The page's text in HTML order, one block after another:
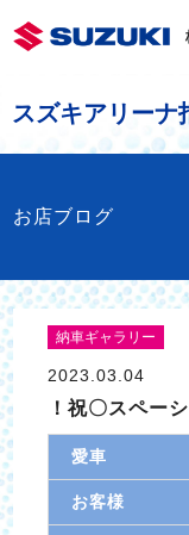
スズキアリーナ
お店ブログ
納車ギャラリー
2023.03.04
！祝〇スペー
愛車
お客様